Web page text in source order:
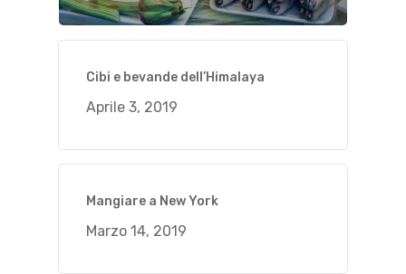
Cibi e bevande dell’Himalaya
Aprile 3, 2019
Mangiare a New York
Marzo 14, 2019